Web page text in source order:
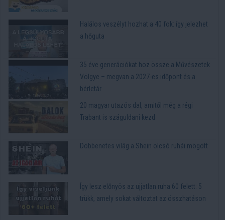
Halálos veszélyt hozhat a 40 fok: így jelezhet
a hőguta
35 éve generációkat hoz össze a Művészetek
Völgye – megvan a 2027-es időpont és a
bérletár
20 magyar utazós dal, amitől még a régi
Trabant is száguldani kezd
Döbbenetes világ a Shein olcsó ruhái mögött
Így lesz előnyös az ujjatlan ruha 60 felett: 5
trükk, amely sokat változtat az összhatáson